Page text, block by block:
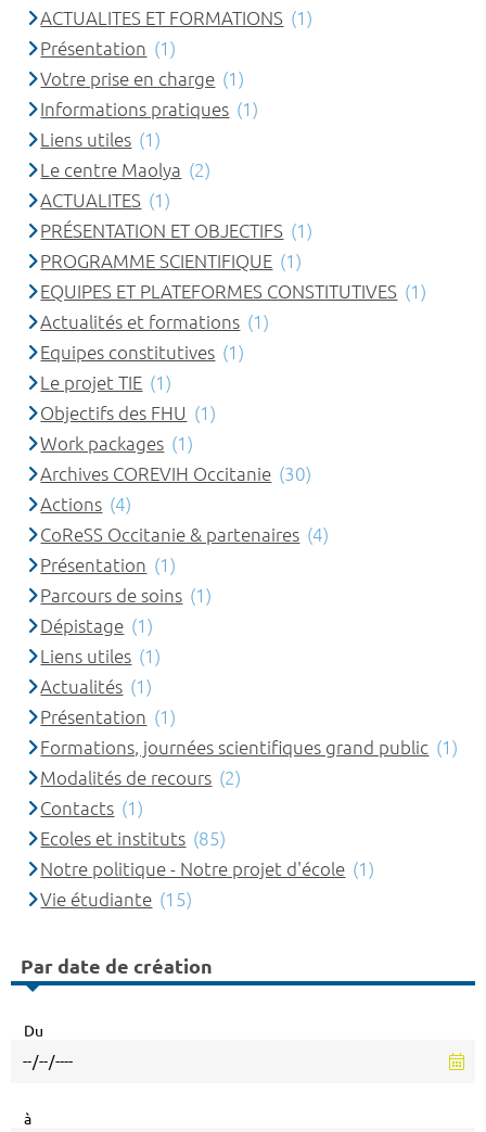
ACTUALITES ET FORMATIONS (1)
Présentation (1)
Votre prise en charge (1)
Informations pratiques (1)
Liens utiles (1)
Le centre Maolya (2)
ACTUALITES (1)
PRÉSENTATION ET OBJECTIFS (1)
PROGRAMME SCIENTIFIQUE (1)
EQUIPES ET PLATEFORMES CONSTITUTIVES (1)
Actualités et formations (1)
Equipes constitutives (1)
Le projet TIE (1)
Objectifs des FHU (1)
Work packages (1)
Archives COREVIH Occitanie (30)
Actions (4)
CoReSS Occitanie & partenaires (4)
Présentation (1)
Parcours de soins (1)
Dépistage (1)
Liens utiles (1)
Actualités (1)
Présentation (1)
Formations, journées scientifiques grand public (1)
Modalités de recours (2)
Contacts (1)
Ecoles et instituts (85)
Notre politique - Notre projet d'école (1)
Vie étudiante (15)
Par date de création
Du
à